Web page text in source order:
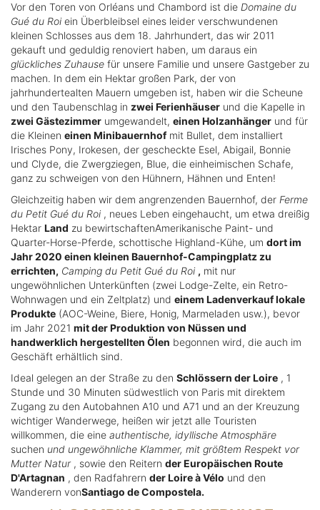
Vor den Toren von Orléans und Chambord ist die Domaine du
Gué du Roiein Überbleibsel eines leider verschwundenen
kleinen Schlosses aus dem 18. Jahrhundert, das wir 2011
gekauft und geduldig renoviert haben, um daraus ein
glückliches Zuhause für unsere Familie und unsere Gastgeber zu
machen. In dem ein Hektar großen Park, der von
jahrhundertealten Mauern umgeben ist, haben wir die Scheune
und den Taubenschlag in zwei Ferienhäuser und die Kapelle in
zwei Gästezimmer umgewandelt, einen Holzanhänger und für
die Kleinen einen Minibauernhofmit Bullet, dem installiert
Irisches Pony, Irokesen, der gescheckte Esel, Abigail, Bonnie
und Clyde, die Zwergziegen, Blue, die einheimischen Schafe,
ganz zu schweigen von den Hühnern, Hähnen und Enten!
Gleichzeitig haben wir dem angrenzenden Bauernhof, der Ferme
du Petit Gué du Roi, neues Leben eingehaucht, um etwa dreißig
Hektar Land zu bewirtschaftenAmerikanische Paint- und
Quarter-Horse-Pferde, schottische Highland-Kühe, um dort im
Jahr 2020 einen kleinen Bauernhof-Campingplatz zu
errichten, Camping du Petit Gué du Roi , mit nur
ungewöhnlichen Unterkünften (zwei Lodge-Zelte, ein Retro-
Wohnwagen und ein Zeltplatz) und einem Ladenverkauf lokale
Produkte (AOC-Weine, Biere, Honig, Marmeladen usw.), bevor
im Jahr 2021 mit der Produktion von Nüssen und
handwerklich hergestellten Ölen begonnen wird, die auch im
Geschäft erhältlich sind.
Ideal gelegen an der Straße zu den Schlössern der Loire , 1
Stunde und 30 Minuten südwestlich von Paris mit direktem
Zugang zu den Autobahnen A10 und A71 und an der Kreuzung
wichtiger Wanderwege, heißen wir jetzt alle Touristen
willkommen, die eine authentische, idyllische Atmosphäre
suchen und ungewöhnliche Klammer, mit größtem Respekt vor
Mutter Natur, sowie den Reitern der Europäischen Route
D'Artagnan , den Radfahrern der Loire à Vélo und den
Wanderern vonSantiago de Compostela.